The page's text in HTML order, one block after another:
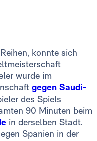
konnte sich
wurde im
gegen Saudi-
des Spiels
90 Minuten beim
in derselben Stadt.
Spanien in der